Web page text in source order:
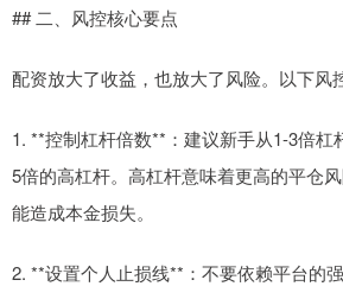
## 二、风控核心要点
配资放大了收益，也放大了风险。以下风
1. **控制杠杆倍数**：建议新手从1-3倍杠
5倍的高杠杆。高杠杆意味着更高的平仓
能造成本金损失。
2. **设置个人止损线**：不要依赖平台的